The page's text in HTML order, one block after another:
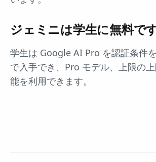
ジェミニは学生に無料で
学生は Google AI Pro を認証条件
で入手でき、Pro モデル、上限の
能を利用できます。